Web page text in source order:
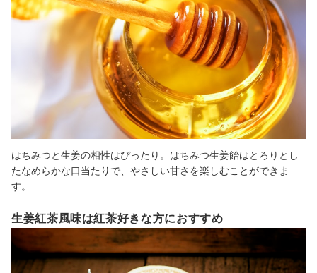
はちみつと生姜の相性はぴったり。はちみつ生姜飴はとろりとし
たなめらかな口当たりで、やさしい甘さを楽しむことができま
す。
生姜紅茶風味は紅茶好きな方におすすめ